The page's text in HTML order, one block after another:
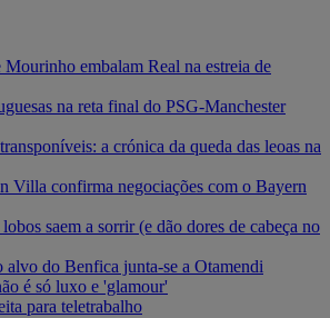
embalam Real na estreia de
na reta final do PSG-Manchester
a crónica da queda das leoas na
Villa confirma negociações com o Bayern
saem a sorrir (e dão dores de cabeça no
do Benfica junta-se a Otamendi
é só luxo e 'glamour'
para teletrabalho